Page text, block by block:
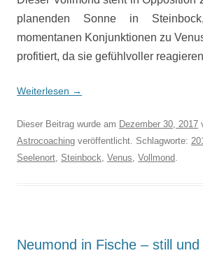
planenden Sonne in
momentanen Konjunktionen zu
profitiert, da sie gefühlvoller
Weiterlesen →
Dieser Beitrag wurde am Dezember 30, 2017
Astrocoaching veröffentlicht. Schlagworte:
Seelenort, Steinbock, Venus, Vollmond.
Neumond in Fische – still